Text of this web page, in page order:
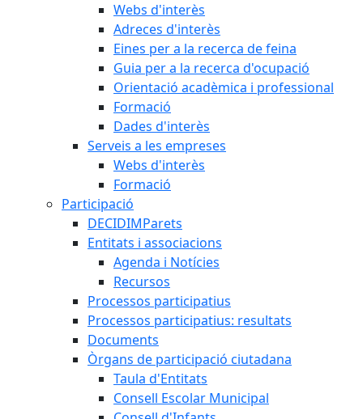
Webs d'interès
Adreces d'interès
Eines per a la recerca de feina
Guia per a la recerca d'ocupació
Orientació acadèmica i professional
Formació
Dades d'interès
Serveis a les empreses
Webs d'interès
Formació
Participació
DECIDIMParets
Entitats i associacions
Agenda i Notícies
Recursos
Processos participatius
Processos participatius: resultats
Documents
Òrgans de participació ciutadana
Taula d'Entitats
Consell Escolar Municipal